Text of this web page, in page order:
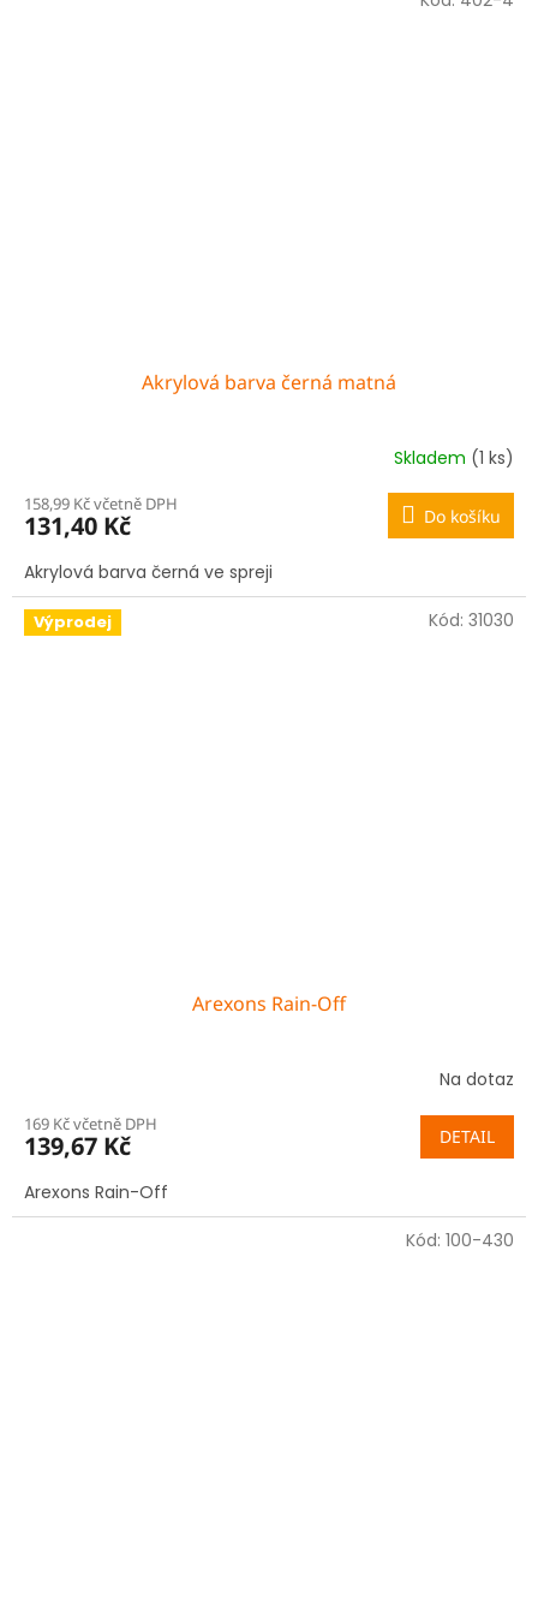
Akrylová barva černá matná
Skladem (1 ks)
158,99 Kč včetně DPH
131,40 Kč Do košíku
Akrylová barva černá ve spreji
Výprodej
Arexons Rain-Off
Na dotaz
169 Kč včetně DPH
139,67 Kč DETAIL
Arexons Rain-Off
Kód: 31030
Kód: 100-430